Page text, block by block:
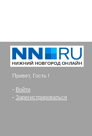
Привет, Гость !
- Войти
- Зарегистрироваться